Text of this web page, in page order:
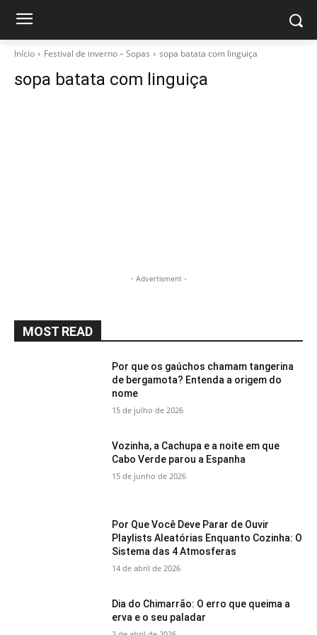
Início Festival de inverno – Sopas sopa batata com linguiça
sopa batata com linguiça
- Advertisment -
MOST READ
Por que os gaúchos chamam tangerina
de bergamota? Entenda a origem do
nome
15 de julho de 2026
Vozinha, a Cachupa e a noite em que
Cabo Verde parou a Espanha
15 de junho de 2026
Por Que Você Deve Parar de Ouvir
Playlists Aleatórias Enquanto Cozinha: O
Sistema das 4 Atmosferas
14 de abril de 2026
Dia do Chimarrão: O erro que queima a
erva e o seu paladar